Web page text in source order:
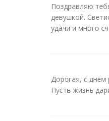
Поздравляю
девушкой.
удачи и много
Дорогая, с днем
Пусть жизнь